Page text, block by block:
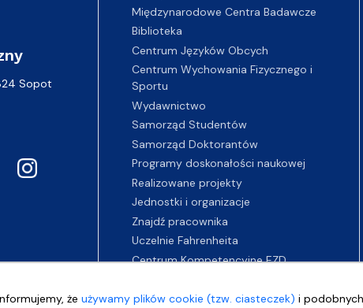
żeużywamy plików cookie (tzw. ciasteczek) i
Sopot
Międzynarodowe Centra Badawcze
Biblioteka
Centrum Języków Obcych
Centrum Wychowania Fizycznego i
Sportu
Wydawnictwo
Samorząd Studentów
Samorząd Doktorantów
Programy doskonałości naukowej
Realizowane projekty
Jednostki i organizacje
Znajdź pracownika
Uczelnie Fahrenheita
Centrum Kompetencyjne EZD